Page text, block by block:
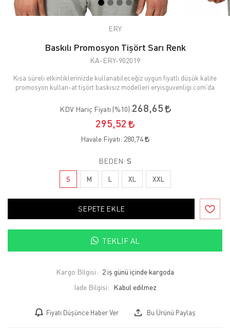
ERY
Baskılı Promosyon Tişört Sarı Renk
KA-ERY-902019
Kısa süreli etkinliklerinizde kullanabileceğiz uygun fiyatlı düşük kalite
promosyon kullan-at tişört baskısız modelleri eryisguvenligi.com'da
KDV Hariç Fiyatı (%10):268,65
295,52
Havale Fiyatı: 280,74
BEDEN: S
S M L XL XXL
SEPETE EKLE
TEKLIF AL
Kargo Bilgisi: 2 iş günü içinde kargoda
İade Bilgisi:
Fiyatı Düşünce Haber Ver Bu Ürünü Paylaş